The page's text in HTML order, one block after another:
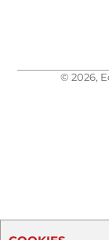
© 2026,